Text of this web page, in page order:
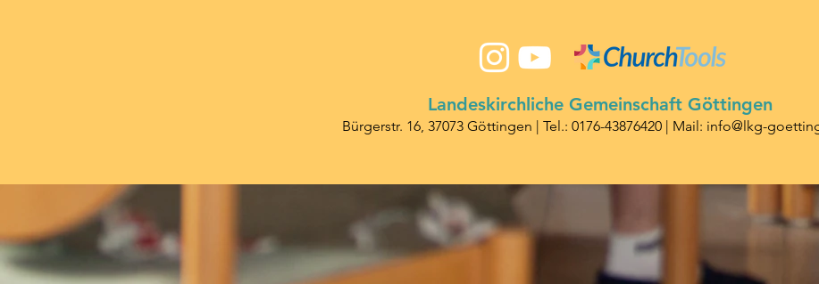
Landeskirchliche Gemeinschaft Göttingen
Bürgerstr. 16, 37073 Göttingen | Tel.: 0176-43876420| Mail: info@lkg-